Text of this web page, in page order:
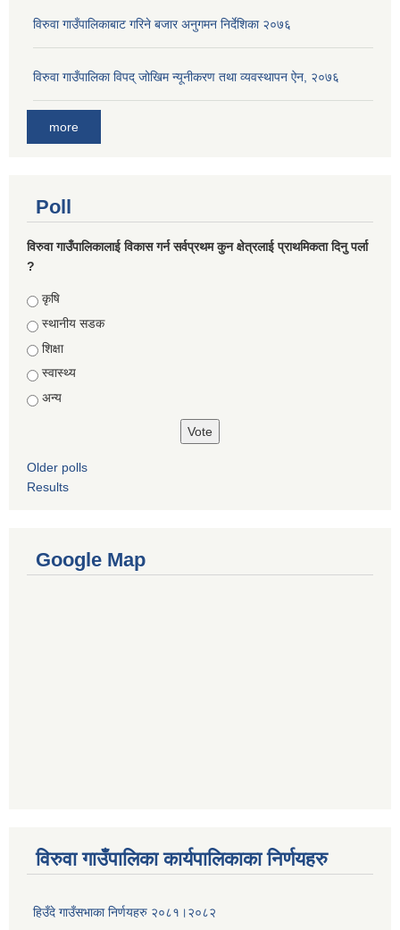
विरुवा गाउँपालिकाबाट गरिने बजार अनुगमन निर्देशिका २०७६
विरुवा गाउँपालिका विपद् जोखिम न्यूनीकरण तथा व्यवस्थापन ऐन, २०७६
more
Poll
विरुवा गाउँपालिकालाई विकास गर्न सर्वप्रथम कुन क्षेत्रलाई प्राथमिकता दिनु पर्ला
?
Choices
कृषि
स्थानीय सडक
शिक्षा
स्वास्थ्य
अन्य
Older polls
Results
Google Map
विरुवा गाउँपालिका कार्यपालिकाका निर्णयहरु
हिउँदे गाउँसभाका निर्णयहरु २०८१।२०८२